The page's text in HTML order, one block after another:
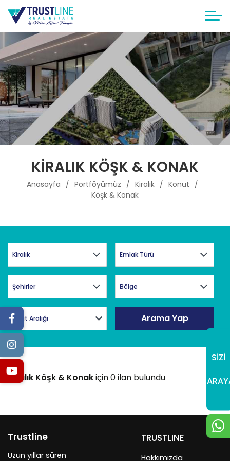
KIRALIK KÖŞK & KONAK
Anasayfa Portföyümüz Kiralık
Konut
Köşk & Konak
SİZİ
Fiyat Aralığı Arama Yap
Kiralık Köşk & Konakiçin 0 ilan bulundu
Trustline
Uzun yıllar süren
TRUSTLINE
Hakkımızda